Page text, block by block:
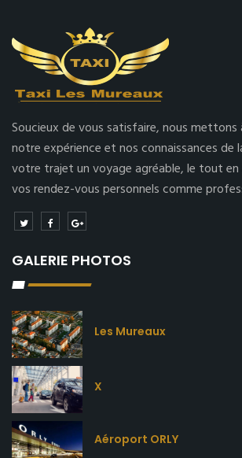
Soucieux de vous satisfaire, nous
notre expérience et nos connaissances de
votre trajet un voyage agréable, le tout en
vos rendez-vous personnels comme
GALERIE PHOTOS
Les Mureaux
X
Aéroport ORLY